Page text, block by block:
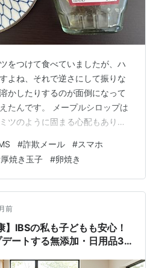
をつけて食べていましたが、ハ
よね、それで逆さにして振りな
かしたりするのが面倒になって
たんです。 メープルシロップは
ツのように固まる心配もありま
いけませんが）、最近になって
になり、今はオリゴ糖をパンに
ープルシロップをまとめ買いし
ものが１本残っていました、そ
、厚焼き玉子を作る時に砂糖代
べていました。 最初は卵焼…
#詐欺メール #スマホ
厚焼き玉子 #卵焼き
前
】IBSの私も子どもも安心！
ートする無添加・日用品3